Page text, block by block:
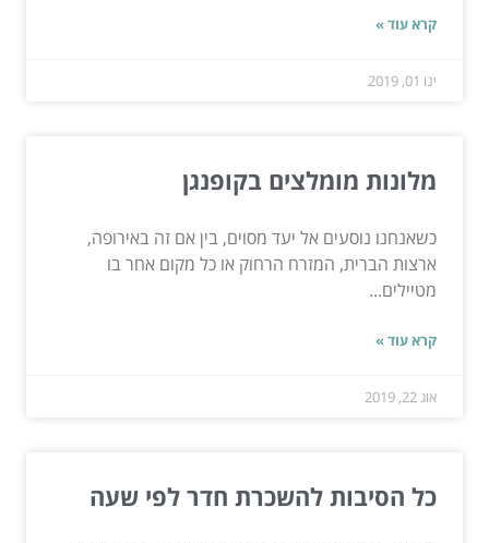
קרא עוד »
ינו 01, 2019
מלונות מומלצים בקופנגן
כשאנחנו נוסעים אל יעד מסוים, בין אם זה באירופה,
ארצות הברית, המזרח הרחוק או כל מקום אחר בו
מטיילים...
קרא עוד »
אוג 22, 2019
כל הסיבות להשכרת חדר לפי שעה